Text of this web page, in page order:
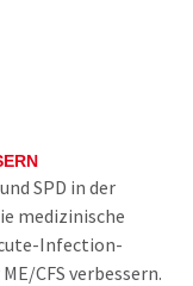
SPD in der
medizinische
Infection-
CFS verbessern.